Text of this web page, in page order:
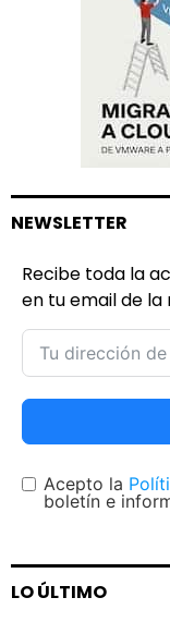
NEWSLETTER
Recibe toda la
en tu email de la
Acepto la
boletín e
LO ÚLTIMO